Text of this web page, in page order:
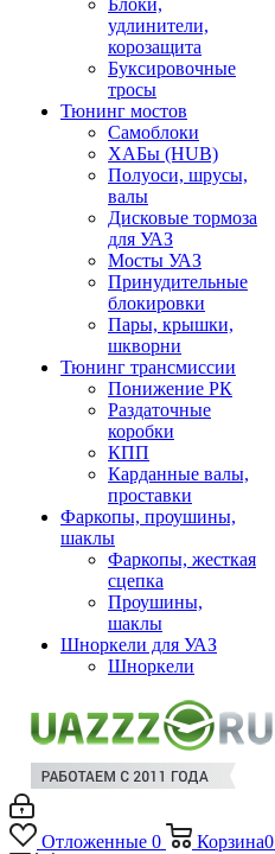
Блоки,
удлинители,
корозащита
Буксировочные
тросы
Тюнинг мостов
Самоблоки
ХАБы (HUB)
Полуоси, шрусы,
валы
Дисковые тормоза
для УАЗ
Мосты УАЗ
Принудительные
блокировки
Пары, крышки,
шкворни
Тюнинг трансмиссии
Понижение РК
Раздаточные
коробки
КПП
Карданные валы,
проставки
Фаркопы, проушины,
шаклы
Фаркопы, жесткая
сцепка
Проушины,
шаклы
Шноркели для УАЗ
Шноркели
Отложенные 0 Корзина0